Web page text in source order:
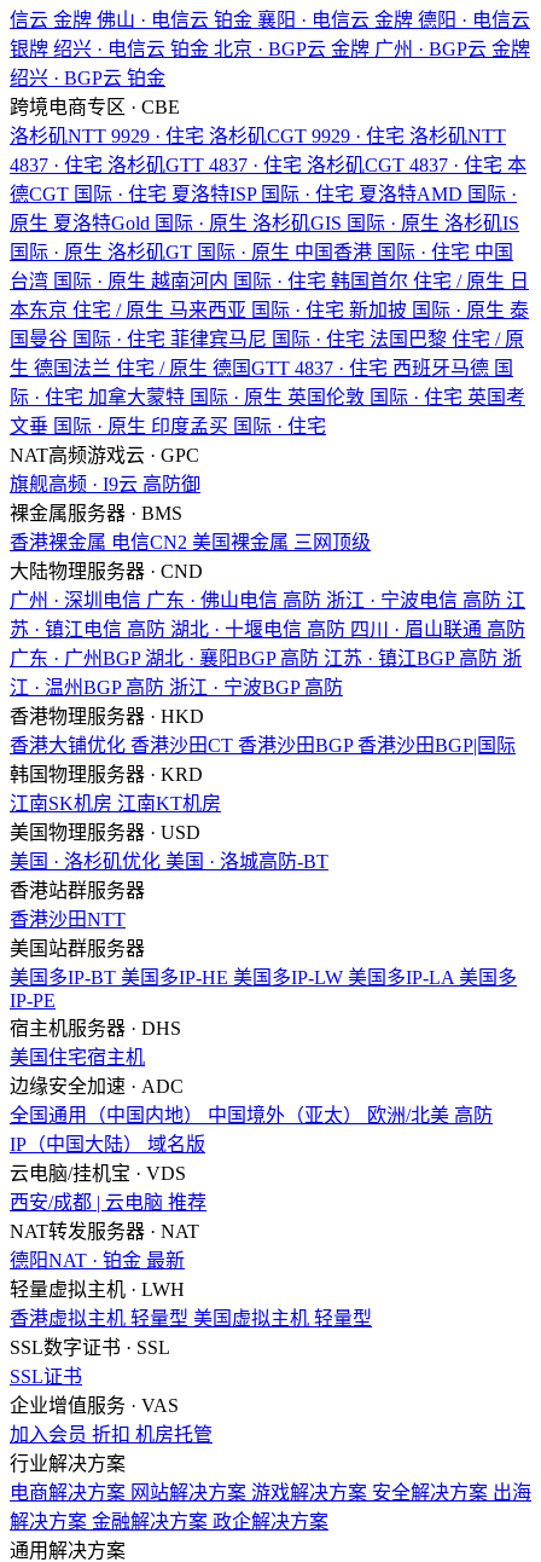
信云 金牌 佛山 · 电信云 铂金 襄阳 · 电信云 金牌 德阳 · 电信云
银牌 绍兴 · 电信云 铂金 北京 · BGP云 金牌 广州 · BGP云 金牌
绍兴 · BGP云 铂金
跨境电商专区 · CBE
洛杉矶NTT 9929 · 住宅 洛杉矶CGT 9929 · 住宅 洛杉矶NTT
4837 · 住宅 洛杉矶GTT 4837 · 住宅 洛杉矶CGT 4837 · 住宅 本
德CGT 国际 · 住宅 夏洛特ISP 国际 · 住宅 夏洛特AMD 国际 ·
原生 夏洛特Gold 国际 · 原生 洛杉矶GIS 国际 · 原生 洛杉矶IS
国际 · 原生 洛杉矶GT 国际 · 原生 中国香港 国际 · 住宅 中国
台湾 国际 · 原生 越南河内 国际 · 住宅 韩国首尔 住宅 / 原生 日
本东京 住宅 / 原生 马来西亚 国际 · 住宅 新加披 国际 · 原生 泰
国曼谷 国际 · 住宅 菲律宾马尼 国际 · 住宅 法国巴黎 住宅 / 原
生 德国法兰 住宅 / 原生 德国GTT 4837 · 住宅 西班牙马德 国
际 · 住宅 加拿大蒙特 国际 · 原生 英国伦敦 国际 · 住宅 英国考
文垂 国际 · 原生 印度孟买 国际 · 住宅
NAT高频游戏云 · GPC
旗舰高频 · I9云 高防御
裸金属服务器 · BMS
香港裸金属 电信CN2 美国裸金属 三网顶级
大陆物理服务器 · CND
广州 · 深圳电信 广东 · 佛山电信 高防 浙江 · 宁波电信 高防 江
苏 · 镇江电信 高防 湖北 · 十堰电信 高防 四川 · 眉山联通 高防
广东 · 广州BGP 湖北 · 襄阳BGP 高防 江苏 · 镇江BGP 高防 浙
江 · 温州BGP 高防 浙江 · 宁波BGP 高防
香港物理服务器 · HKD
香港大铺优化 香港沙田CT 香港沙田BGP 香港沙田BGP|国际
韩国物理服务器 · KRD
江南SK机房 江南KT机房
美国物理服务器 · USD
美国 · 洛杉矶优化 美国 · 洛城高防-BT
香港站群服务器
香港沙田NTT
美国站群服务器
美国多IP-BT 美国多IP-HE 美国多IP-LW 美国多IP-LA 美国多
IP-PE
宿主机服务器 · DHS
美国住宅宿主机
边缘安全加速 · ADC
全国通用（中国内地）
中国境外（亚太） 欧洲/北美 高防
IP（中国大陆）
域名版
云电脑/挂机宝 · VDS
西安/成都 | 云电脑 推荐
NAT转发服务器 · NAT
德阳NAT · 铂金 最新
轻量虚拟主机 · LWH
香港虚拟主机 轻量型 美国虚拟主机 轻量型
SSL数字证书 · SSL
SSL证书
企业增值服务 · VAS
加入会员 折扣 机房托管
行业解决方案
电商解决方案 网站解决方案 游戏解决方案 安全解决方案 出海
解决方案 金融解决方案 政企解决方案
通用解决方案